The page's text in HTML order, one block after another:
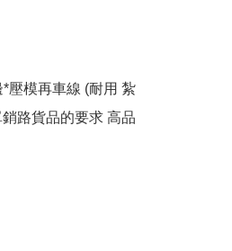
壓模再車線 (耐用 紮
路貨品的要求 高品